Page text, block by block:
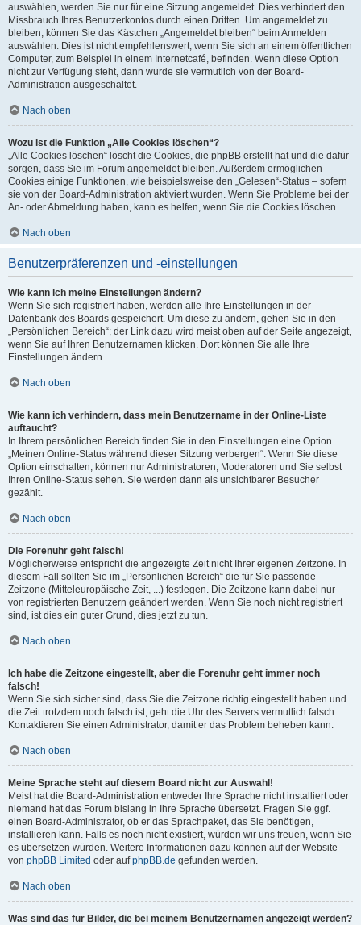
auswählen, werden Sie nur für eine Sitzung angemeldet. Dies verhindert den
Missbrauch Ihres Benutzerkontos durch einen Dritten. Um angemeldet zu
bleiben, können Sie das Kästchen „Angemeldet bleiben“ beim Anmelden
auswählen. Dies ist nicht empfehlenswert, wenn Sie sich an einem öffentlichen
Computer, zum Beispiel in einem Internetcafé, befinden. Wenn diese Option
nicht zur Verfügung steht, dann wurde sie vermutlich von der Board-
Administration ausgeschaltet.
Nach oben
Wozu ist die Funktion „Alle Cookies löschen“?
„Alle Cookies löschen“ löscht die Cookies, die phpBB erstellt hat und die dafür
sorgen, dass Sie im Forum angemeldet bleiben. Außerdem ermöglichen
Cookies einige Funktionen, wie beispielsweise den „Gelesen“-Status – sofern
sie von der Board-Administration aktiviert wurden. Wenn Sie Probleme bei der
An- oder Abmeldung haben, kann es helfen, wenn Sie die Cookies löschen.
Nach oben
Benutzerpräferenzen und -einstellungen
Wie kann ich meine Einstellungen ändern?
Wenn Sie sich registriert haben, werden alle Ihre Einstellungen in der
Datenbank des Boards gespeichert. Um diese zu ändern, gehen Sie in den
„Persönlichen Bereich“; der Link dazu wird meist oben auf der Seite angezeigt,
wenn Sie auf Ihren Benutzernamen klicken. Dort können Sie alle Ihre
Einstellungen ändern.
Nach oben
Wie kann ich verhindern, dass mein Benutzername in der Online-Liste
auftaucht?
In Ihrem persönlichen Bereich finden Sie in den Einstellungen eine Option
„Meinen Online-Status während dieser Sitzung verbergen“. Wenn Sie diese
Option einschalten, können nur Administratoren, Moderatoren und Sie selbst
Ihren Online-Status sehen. Sie werden dann als unsichtbarer Besucher
gezählt.
Nach oben
Die Forenuhr geht falsch!
Möglicherweise entspricht die angezeigte Zeit nicht Ihrer eigenen Zeitzone. In
diesem Fall sollten Sie im „Persönlichen Bereich“ die für Sie passende
Zeitzone (Mitteleuropäische Zeit, ...) festlegen. Die Zeitzone kann dabei nur
von registrierten Benutzern geändert werden. Wenn Sie noch nicht registriert
sind, ist dies ein guter Grund, dies jetzt zu tun.
Nach oben
Ich habe die Zeitzone eingestellt, aber die Forenuhr geht immer noch
falsch!
Wenn Sie sich sicher sind, dass Sie die Zeitzone richtig eingestellt haben und
die Zeit trotzdem noch falsch ist, geht die Uhr des Servers vermutlich falsch.
Kontaktieren Sie einen Administrator, damit er das Problem beheben kann.
Nach oben
Meine Sprache steht auf diesem Board nicht zur Auswahl!
Meist hat die Board-Administration entweder Ihre Sprache nicht installiert oder
niemand hat das Forum bislang in Ihre Sprache übersetzt. Fragen Sie ggf.
einen Board-Administrator, ob er das Sprachpaket, das Sie benötigen,
installieren kann. Falls es noch nicht existiert, würden wir uns freuen, wenn Sie
es übersetzen würden. Weitere Informationen dazu können auf der Website
von phpBB Limited oder aufphpBB.de gefunden werden.
Nach oben
Was sind das für Bilder, die bei meinem Benutzernamen angezeigt werden?